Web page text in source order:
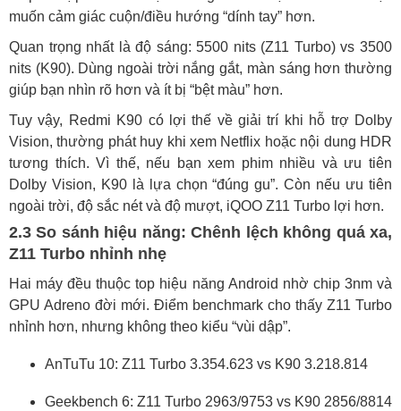
muốn cảm giác cuộn/điều hướng “dính tay” hơn.
Quan trọng nhất là độ sáng: 5500 nits (Z11 Turbo) vs 3500
nits (K90). Dùng ngoài trời nắng gắt, màn sáng hơn thường
giúp bạn nhìn rõ hơn và ít bị “bệt màu” hơn.
Tuy vậy, Redmi K90 có lợi thế về giải trí khi hỗ trợ Dolby
Vision, thường phát huy khi xem Netflix hoặc nội dung HDR
tương thích. Vì thế, nếu bạn xem phim nhiều và ưu tiên
Dolby Vision, K90 là lựa chọn “đúng gu”. Còn nếu ưu tiên
ngoài trời, độ sắc nét và độ mượt, iQOO Z11 Turbo lợi hơn.
2.3 So sánh hiệu năng: Chênh lệch không quá xa,
Z11 Turbo nhỉnh nhẹ
Hai máy đều thuộc top hiệu năng Android nhờ chip 3nm và
GPU Adreno đời mới. Điểm benchmark cho thấy Z11 Turbo
nhỉnh hơn, nhưng không theo kiểu “vùi dập”.
AnTuTu 10: Z11 Turbo 3.354.623 vs K90 3.218.814
Geekbench 6: Z11 Turbo 2963/9753 vs K90 2856/8814